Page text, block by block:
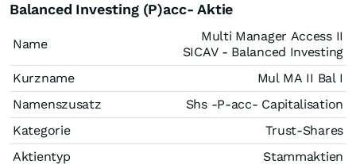
Balanced Investing (P)acc- Aktie
Name
Multi Manager Access II
SICAV - Balanced Investing
Kurzname
Mul MA II Bal I
Namenszusatz
Shs -P-acc- Capitalisation
Kategorie
Trust-Shares
Aktientyp
Stammaktien